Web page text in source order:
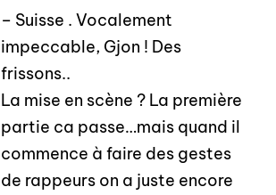
– Suisse . Vocalement
impeccable, Gjon ! Des
frissons..
La mise en scène ? La première
partie ca passe…mais quand il
commence à faire des gestes
de rappeurs on a juste encore